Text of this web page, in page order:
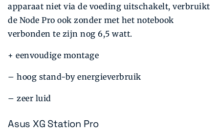
apparaat niet via de voeding uitschakelt, verbruikt
de Node Pro ook zonder met het notebook
verbonden te zijn nog 6,5 watt.
+ eenvoudige montage
– hoog stand-by energieverbruik
– zeer luid
Asus XG Station Pro